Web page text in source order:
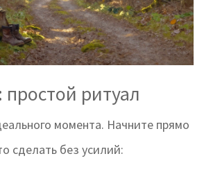
простой ритуал
момента. Начните прямо
сделать без усилий: